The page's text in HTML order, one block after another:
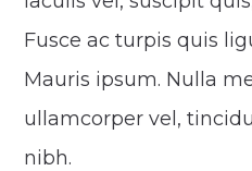
Fusce ac turpis quis
Mauris ipsum. Nulla
ullamcorper vel,
nibh.